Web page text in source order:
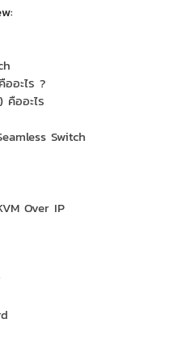
อะไร ?
คืออะไร
Switch
Over IP